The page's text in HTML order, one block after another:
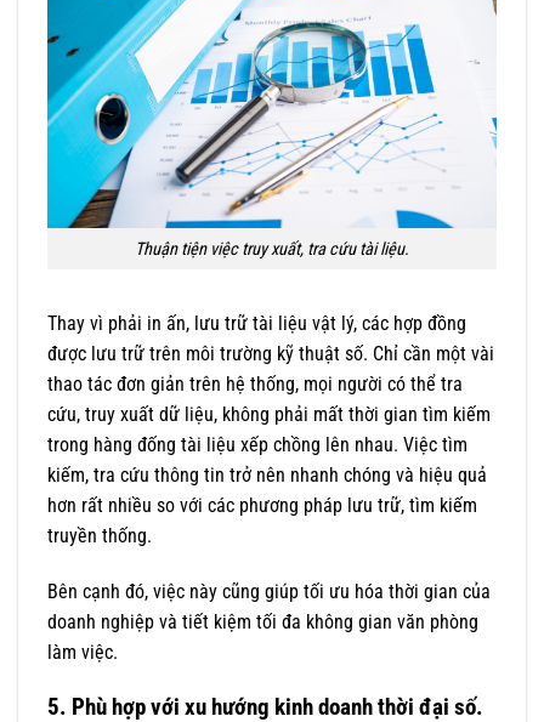
Thuận tiện việc truy xuất, tra cứu tài liệu.
Thay vì phải in ấn, lưu trữ tài liệu vật lý, các hợp đồng
được lưu trữ trên môi trường kỹ thuật số. Chỉ cần một vài
thao tác đơn giản trên hệ thống, mọi người có thể tra
cứu, truy xuất dữ liệu, không phải mất thời gian tìm kiếm
trong hàng đống tài liệu xếp chồng lên nhau. Việc tìm
kiếm, tra cứu thông tin trở nên nhanh chóng và hiệu quả
hơn rất nhiều so với các phương pháp lưu trữ, tìm kiếm
truyền thống.
Bên cạnh đó, việc này cũng giúp tối ưu hóa thời gian của
doanh nghiệp và tiết kiệm tối đa không gian văn phòng
làm việc.
5. Phù hợp với xu hướng kinh doanh thời đại số.